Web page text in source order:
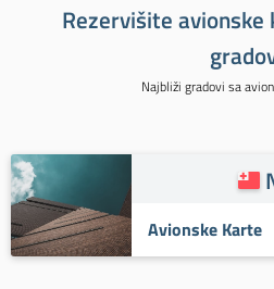
Rezervišite
Najbliži gradovi sa
Avionske Karte